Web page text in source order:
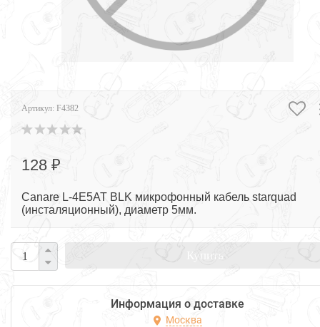
Артикул: F4382
128 ₽
Canare L-4E5AT BLK микрофонный кабель starquad
(инсталяционный), диаметр 5мм.
Купить
Информация о доставке
Москва